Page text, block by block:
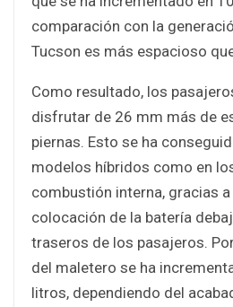
comparación con la
Tucson es más espacioso
Como resultado, los
disfrutar de 26 mm más de
piernas. Esto se ha
modelos híbridos como en
combustión interna, gracias
colocación de la batería
traseros de los pasajeros.
del maletero se ha
litros, dependiendo del